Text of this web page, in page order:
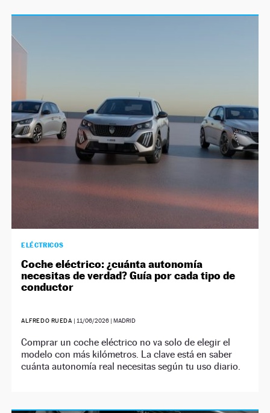
ELÉCTRICOS
Coche eléctrico: ¿cuánta autonomía
necesitas de verdad? Guía por cada tipo de
conductor
ALFREDO RUEDA | 11/06/2026| MADRID
Comprar un coche eléctrico no va solo de elegir el
modelo con más kilómetros. La clave está en saber
cuánta autonomía real necesitas según tu uso diario.